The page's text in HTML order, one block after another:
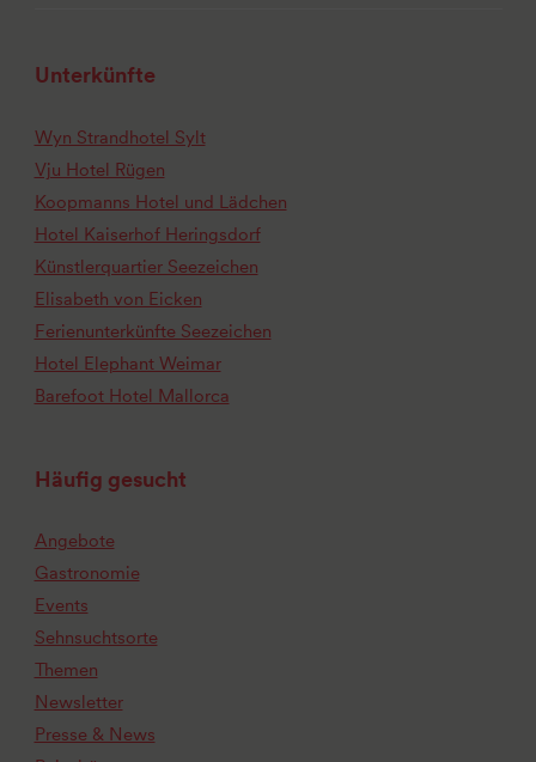
Unterkünfte
Wyn Strandhotel Sylt
Vju Hotel Rügen
Koopmanns Hotel und Lädchen
Hotel Kaiserhof Heringsdorf
Künstlerquartier Seezeichen
Elisabeth von Eicken
Ferienunterkünfte Seezeichen
Hotel Elephant Weimar
Barefoot Hotel Mallorca
Häufig gesucht
Angebote
Gastronomie
Events
Sehnsuchtsorte
Themen
Newsletter
Presse & News